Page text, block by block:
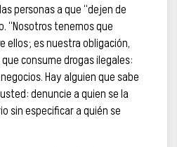
personas a que “dejen de
“Nosotros tenemos que
ellos; es nuestra obligación,
consume drogas ilegales:
Hay alguien que sabe
denuncie a quien se la
sin especificar a quién se